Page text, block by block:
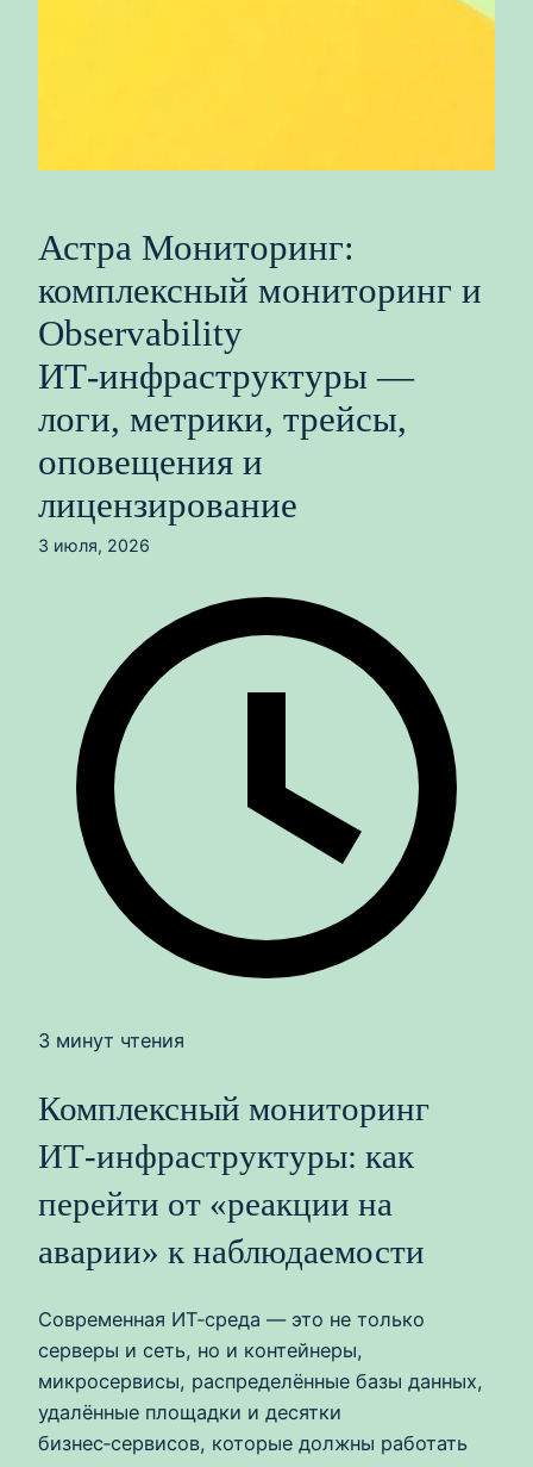
Астра Мониторинг:
комплексный мониторинг и
Observability
ИТ‑инфраструктуры —
логи, метрики, трейсы,
оповещения и
лицензирование
3 июля, 2026
3 минут чтения
Комплексный мониторинг
ИТ‑инфраструктуры: как
перейти от «реакции на
аварии» к наблюдаемости
Современная ИТ‑среда — это не только
серверы и сеть, но и контейнеры,
микросервисы, распределённые базы данных,
удалённые площадки и десятки
бизнес‑сервисов, которые должны работать